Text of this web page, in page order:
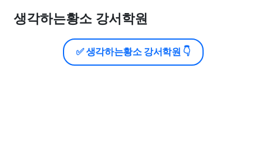
생각하는황소 강서학원
✅ 생각하는황소 강서학원 👇